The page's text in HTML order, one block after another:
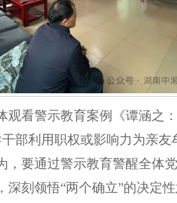
观看警示教育案例《谭涵之
部利用职权或影响力为亲友
，要通过警示教育警醒全体
深刻领悟“两个确立”的决定